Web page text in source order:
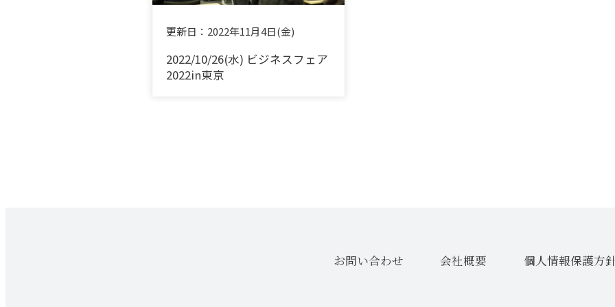
更新日： 2022年11月4日(金)
2022/10/26(水) ビジネスフェア
2022in東京
お問い合わせ 会社概要 個人情報保護方